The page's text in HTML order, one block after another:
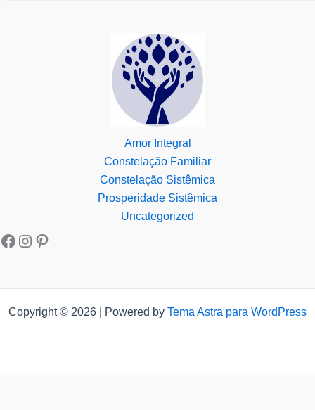
Amor Integral
Constelação Familiar
Constelação Sistêmica
Prosperidade Sistêmica
Uncategorized
Copyright © 2026 | Powered by Tema Astra para WordPress